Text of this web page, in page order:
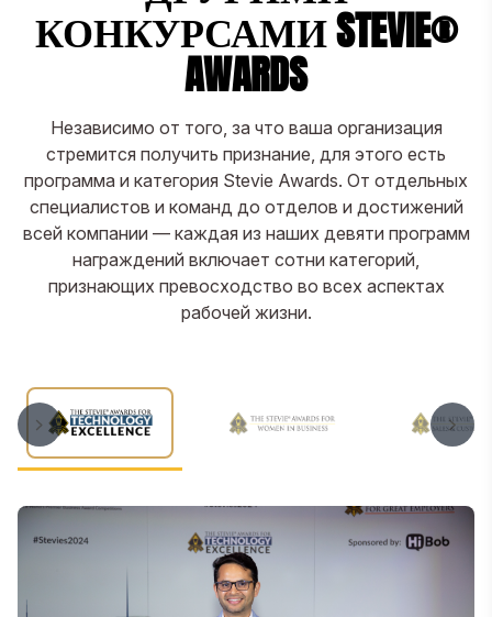
КОНКУРСАМИ STEVIE®
AWARDS
Независимо от того, за что ваша организация
стремится получить признание, для этого есть
программа и категория Stevie Awards. От отдельных
специалистов и команд до отделов и достижений
всей компании — каждая из наших девяти программ
награждений включает сотни категорий,
признающих превосходство во всех аспектах
рабочей жизни.